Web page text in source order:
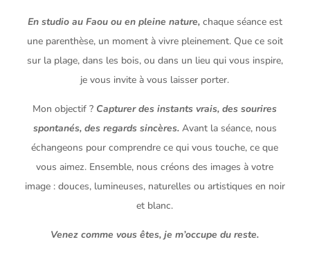
En studio au Faou ou en pleine nature,chaque séance est
une parenthèse, un moment à vivre pleinement. Que ce soit
sur la plage, dans les bois, ou dans un lieu qui vous inspire,
je vous invite à vous laisser porter.
Mon objectif ? Capturer des instants vrais, des sourires
spontanés, des regards sincères. Avant la séance, nous
échangeons pour comprendre ce qui vous touche, ce que
vous aimez. Ensemble, nous créons des images à votre
image : douces, lumineuses, naturelles ou artistiques en noir
et blanc.
Venez comme vous êtes, je m’occupe du reste.